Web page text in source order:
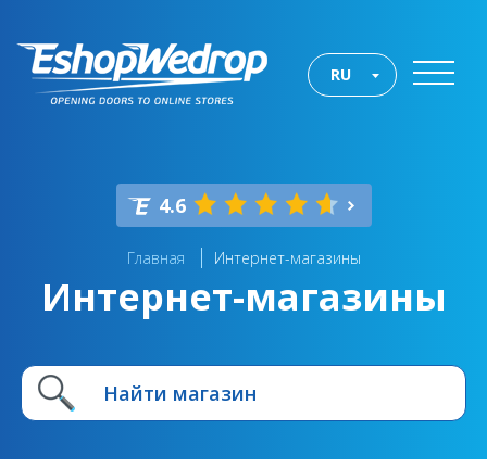
RU
4.6
Главная Интернет-магазины
Интернет-магазины